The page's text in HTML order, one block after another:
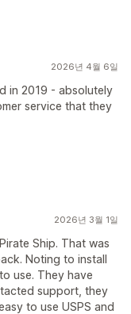
2026년 4월 6일
in 2019 - absolutely
service that they
2026년 3월 1일
Ship. That was
Noting to install
use. They have
support, they
to use USPS and